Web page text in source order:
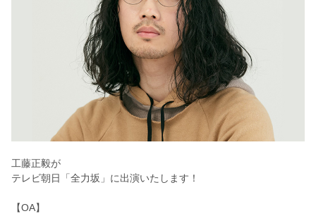
工藤正毅が
テレビ朝日「全力坂」に出演いたします！
【OA】